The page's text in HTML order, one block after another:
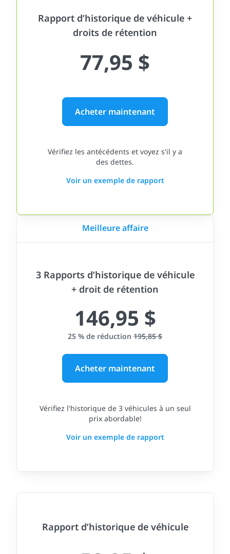
Rapport d’historique de véhicule +
droits de rétention
77,95 $
Acheter maintenant
Vérifiez les antécédents et voyez s'il y a
des dettes.
Voir un exemple de rapport
Meilleure affaire
3 Rapports d’historique de véhicule
+ droit de rétention
146,95 $
25 % de réduction 195,85 $
Acheter maintenant
Vérifiez l'historique de 3 véhicules à un seul
prix abordable!
Voir un exemple de rapport
Rapport d’historique de véhicule